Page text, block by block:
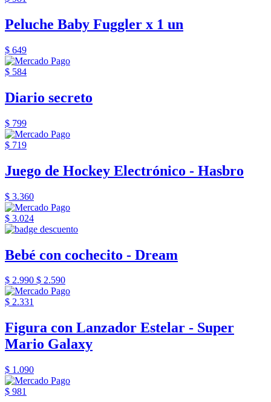
Peluche Baby Fuggler x 1 un
$ 649
$ 584
Diario secreto
$ 799
$ 719
Juego de Hockey Electrónico - Hasbro
$ 3.360
$ 3.024
Bebé con cochecito - Dream
$ 2.990 $ 2.590
$ 2.331
Figura con Lanzador Estelar - Super
Mario Galaxy
$ 1.090
$ 981